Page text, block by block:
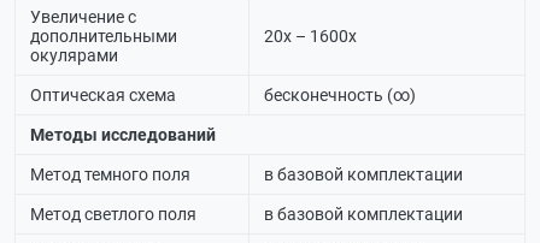
Увеличение с
дополнительными
окулярами
20х – 1600х
Оптическая схема бесконечность (∞)
Методы исследований
Метод темного поля в базовой комплектации
Метод светлого поля в базовой комплектации